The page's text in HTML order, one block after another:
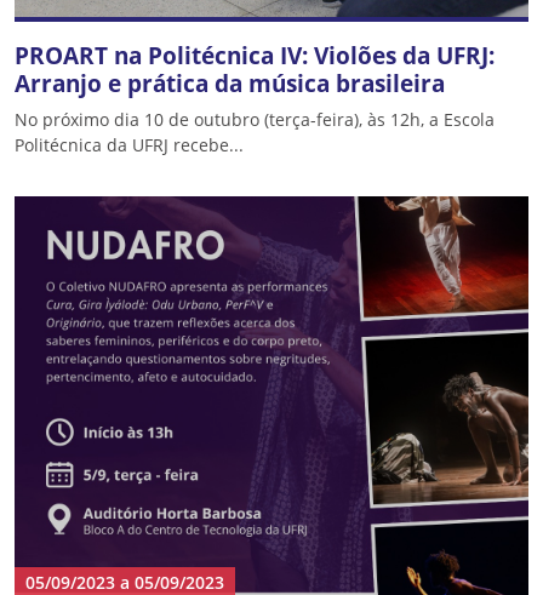
PROART na Politécnica IV: Violões da UFRJ:
Arranjo e prática da música brasileira
No próximo dia 10 de outubro (terça-feira), às 12h, a Escola
Politécnica da UFRJ recebe...
05/09/2023 a 05/09/2023